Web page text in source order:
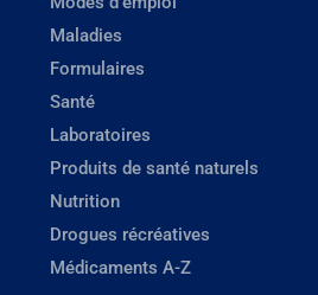
Maladies
Formulaires
Santé
Laboratoires
Produits de santé naturels
Nutrition
Drogues récréatives
Médicaments A-Z